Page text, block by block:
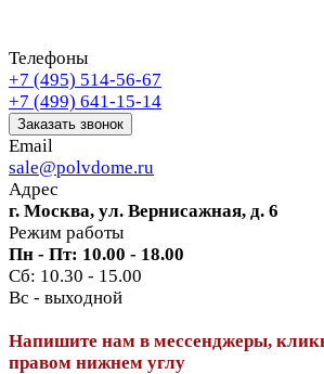
Телефоны
+7 (495) 514-56-67
+7 (499) 641-15-14
Заказать звонок
Email
sale@polvdome.ru
Адрес
г. Москва, ул. Вернисажная, д. 6
Режим работы
Пн - Пт: 10.00 - 18.00
Сб: 10.30 - 15.00
Вс - выходной
Напишите нам в мессенджеры,
правом нижнем углу